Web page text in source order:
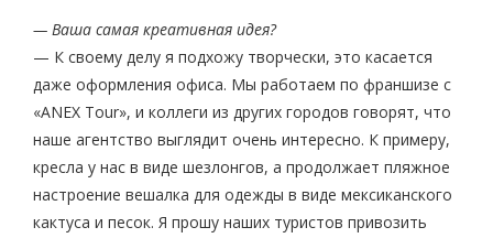
— Ваша самая креативная идея?
— К своему делу я подхожу творчески, это касается
даже оформления офиса. Мы работаем по франшизе с
«ANEX Tour», и коллеги из других городов говорят, что
наше агентство выглядит очень интересно. К примеру,
кресла у нас в виде шезлонгов, а продолжает пляжное
настроение вешалка для одежды в виде мексиканского
кактуса и песок. Я прошу наших туристов привозить